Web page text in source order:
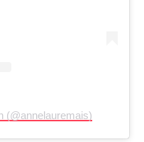
(@annelauremais)